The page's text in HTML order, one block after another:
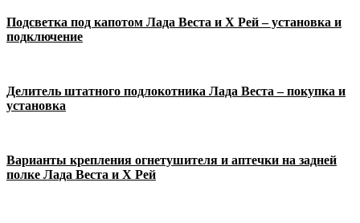
Подсветка под капотом Лада Веста и Х Рей – установка и
подключение
Делитель штатного подлокотника Лада Веста – покупка и
установка
Варианты крепления огнетушителя и аптечки на задней
полке Лада Веста и Х Рей